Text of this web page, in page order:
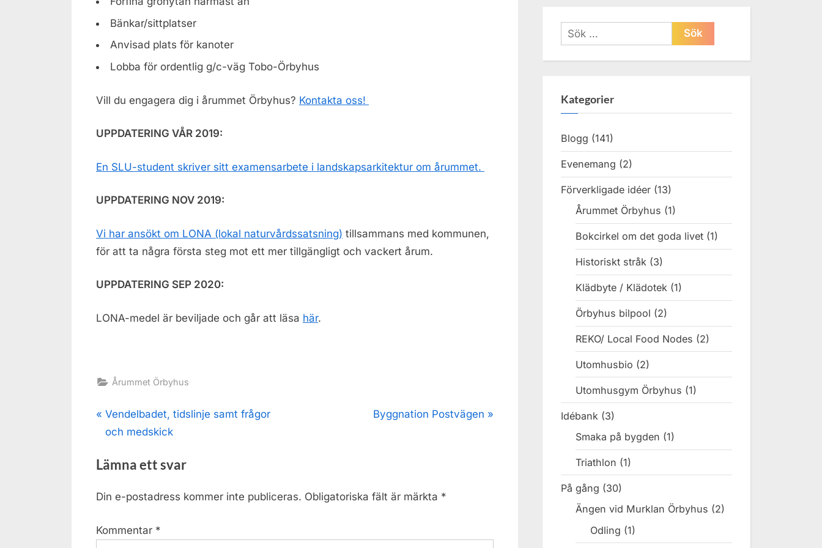
Bänkar/sittplatser
Anvisad plats för kanoter
Lobba för ordentlig g/c-väg Tobo-Örbyhus
Vill du engagera dig i årummet Örbyhus? Kontakta oss!
UPPDATERING VÅR 2019:
En SLU-student skriver sitt examensarbete i landskapsarkitektur om årummet.
UPPDATERING NOV 2019:
Vi har ansökt om LONA (lokal naturvårdssatsning) tillsammans med kommunen,
för att ta några första steg mot ett mer tillgängligt och vackert årum.
UPPDATERING SEP 2020:
LONA-medel är beviljade och går att läsa här.
Årummet Örbyhus
Inläggsnavigering
P
r
v
o
s
Vendelbadet, tidslinje samt frågor
och medskick
N
o
t
Byggnation Postvägen
Lämna ett svar
Din e-postadress kommer inte publiceras. Obligatoriska fält är märkta *
Kommentar *
Sök
efter:
Kategorier
Blogg (141)
Evenemang (2)
Förverkligade idéer (13)
Årummet Örbyhus (1)
Bokcirkel om det goda livet (1)
Historiskt stråk (3)
Klädbyte / Klädotek (1)
Örbyhus bilpool (2)
REKO/ Local Food Nodes (2)
Utomhusbio (2)
Utomhusgym Örbyhus (1)
Idébank (3)
Smaka på bygden (1)
Triathlon (1)
På gång (30)
Ängen vid Murklan Örbyhus (2)
Odling (1)